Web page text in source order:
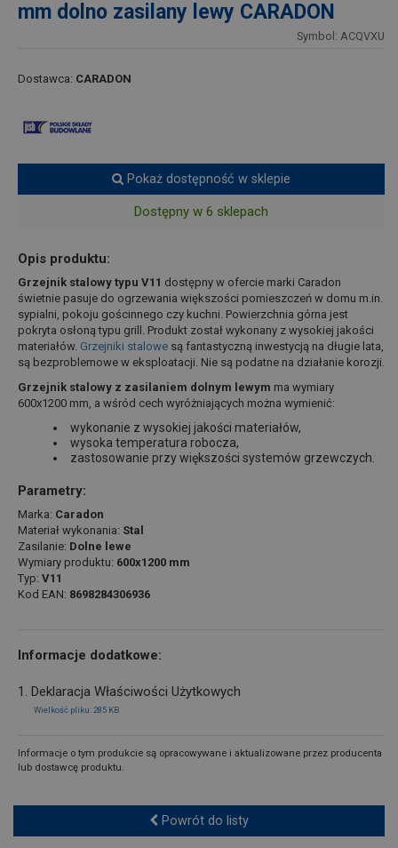
mm dolno zasilany lewy CARADON
Symbol: ACQVXU
Dostawca: CARADON
Pokaż dostępność w sklepie
Dostępny w 6 sklepach
Opis produktu:
Grzejnik stalowy typu V11 dostępny w ofercie marki Caradon
świetnie pasuje do ogrzewania większości pomieszczeń w domu m.in.
sypialni, pokoju gościnnego czy kuchni. Powierzchnia górna jest
pokryta osłoną typu grill. Produkt został wykonany z wysokiej jakości
materiałów. Grzejniki stalowe są fantastyczną inwestycją na długie lata,
są bezproblemowe w eksploatacji. Nie są podatne na działanie korozji.
Grzejnik stalowy z zasilaniem dolnym lewym ma wymiary
600x1200 mm, a wśród cech wyróżniających można wymienić:
wykonanie z wysokiej jakości materiałów,
wysoka temperatura robocza,
zastosowanie przy większości systemów grzewczych.
Parametry:
Marka: Caradon
Materiał wykonania: Stal
Zasilanie: Dolne lewe
Wymiary produktu: 600x1200 mm
Typ: V11
Kod EAN: 8698284306936
Informacje dodatkowe:
1. Deklaracja Właściwości Użytkowych
Wielkość pliku: 285 KB
Informacje o tym produkcie są opracowywane i aktualizowane przez producenta
lub dostawcę produktu.
Powrót do listy